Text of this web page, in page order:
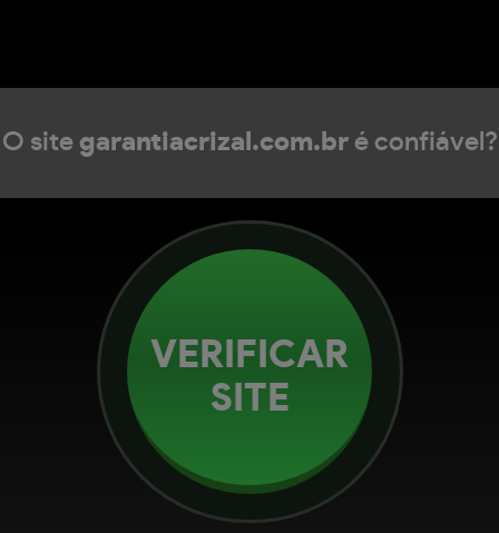
O site garantiacrizal.com.bré confiável?
VERIFICAR
SITE